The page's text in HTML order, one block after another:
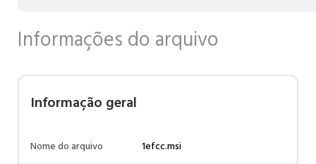
Informações do arquivo
Informação geral
Nome do arquivo
1efcc.msi